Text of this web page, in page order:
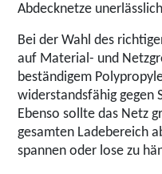
Abdecknetze
Bei der Wahl des
auf Material- und
beständigem
widerstandsfähig gegen
Ebenso sollte das Netz
gesamten Ladebereich
spannen oder lose zu